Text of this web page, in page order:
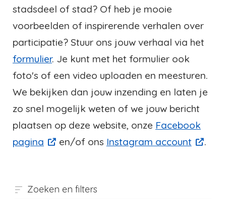
stadsdeel of stad? Of heb je mooie
voorbeelden of inspirerende verhalen over
participatie? Stuur ons jouw verhaal via het
formulier. Je kunt met het formulier ook
foto's of een video uploaden en meesturen.
We bekijken dan jouw inzending en laten je
zo snel mogelijk weten of we jouw bericht
plaatsen op deze website, onze Facebook
pagina
en/of ons Instagram account .
Zoeken en filters